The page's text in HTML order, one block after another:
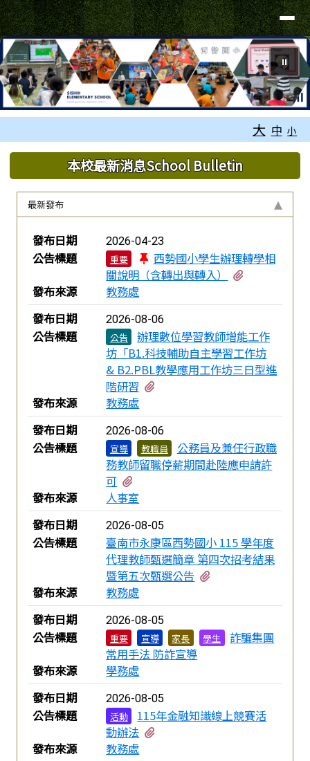
跳至主內容區
台南市永康區西勢國小全球資訊網
導覽列
⏸
大 中 小
上中區域內容本校最新消息School Bulletin
最新發布
新聞列表
發布日期 2026-04-23
公告標題 重要
西勢國小學生辦理轉學相
關說明（含轉出與轉入）
發布來源
教務處
發布日期
2026-08-06
公告標題 公告
辦理數位學習教師增能工作
坊「B1.科技輔助自主學習工作坊
& B2.PBL教學應用工作坊三日型進
階研習
發布來源
教務處
發布日期
2026-08-06
公告標題 宣導 教職員
公務員及兼任行政職
務教師留職停薪期間赴陸應申請許
可
發布來源
人事室
發布日期
2026-08-05
公告標題
臺南市永康區西勢國小 115 學年度
代理教師甄選簡章 第四次招考結果
暨第五次甄選公告
發布來源
教務處
發布日期
2026-08-05
公告標題 重要 宣導 家長 學生
詐騙集團
常用手法 防詐宣導
發布來源
學務處
發布日期
2026-08-05
公告標題 活動
115年金融知識線上競賽活
動辦法
發布來源
教務處
頁尾區域